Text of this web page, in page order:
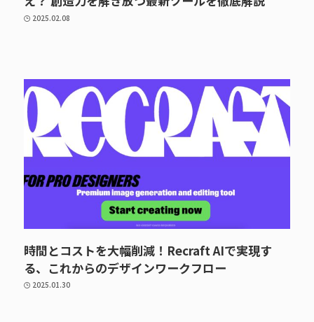
2025.02.08
時間とコストを大幅削減！Recraft AIで実現す
る、これからのデザインワークフロー
2025.01.30